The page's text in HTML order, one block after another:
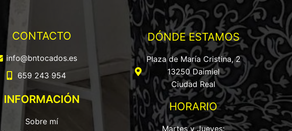
CONTACTO
info@bntocados.es
659 243 954
INFORMACIÓN
Sobre mí
DÓNDE ESTAMOS
Plaza de María Cristina, 2
13250 Daimiel
Ciudad Real
HORARIO
Martes y Jueves: